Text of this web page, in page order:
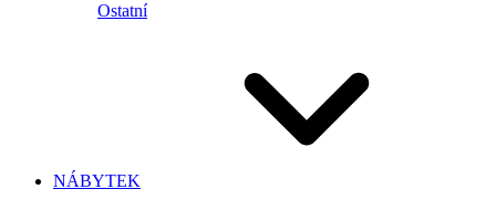
Ostatní
NÁBYTEK